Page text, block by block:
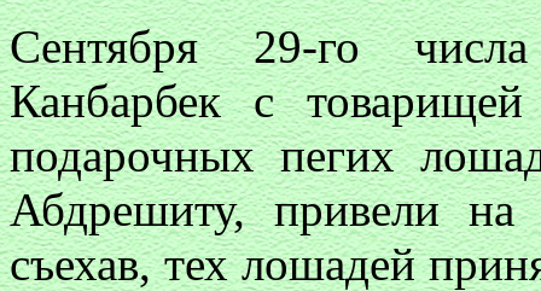
Сентября 29-го
Канбарбек с
подарочных пегих
Абдрешиту, привели
съехав, тех лошадей